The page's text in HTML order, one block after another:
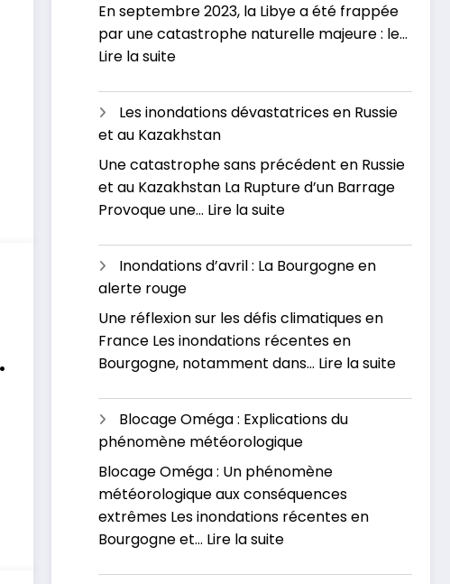
L’actualité
officielle
En septembre 2023, la Libye a été frappée
par une catastrophe naturelle majeure : le…
Lire la suite:
inondations
en
Libye
:
Analyse
approfondie
Les inondations dévastatrices en Russie
et au Kazakhstan
Une catastrophe sans précédent en Russie
et au Kazakhstan La Rupture d’un Barrage
Provoque une… Lire la suite:
dévastatrices
Russie
et
au
Inondations d’avril : La Bourgogne en
alerte rouge
Une réflexion sur les défis climatiques en
France Les inondations récentes en
Bourgogne, notamment dans… Lire la suite:
Blocage Oméga : Explications du
phénomène météorologique
Blocage Oméga : Un phénomène
météorologique aux conséquences
extrêmes Les inondations récentes en
Bourgogne et… Lire la suite: